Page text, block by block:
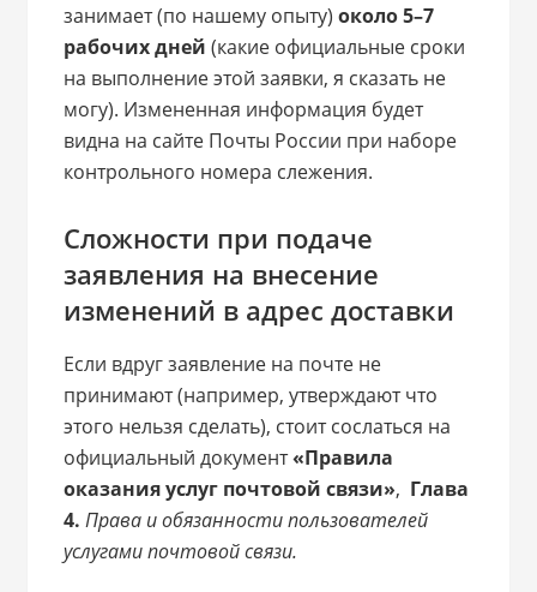
занимает (по нашему опыту)около 5–7
рабочих дней (какие официальные сроки
на выполнение этой заявки, я сказать не
могу). Измененная информация будет
видна на сайте Почты России при наборе
контрольного номера слежения.
Сложности при подаче
заявления на внесение
изменений в адрес доставки
Если вдруг заявление на почте не
принимают (например, утверждают что
этого нельзя сделать), стоит сослаться на
официальный документ«Правила
оказания услуг почтовой связи», Глава
4. Права и обязанности пользователей
услугами почтовой связи.